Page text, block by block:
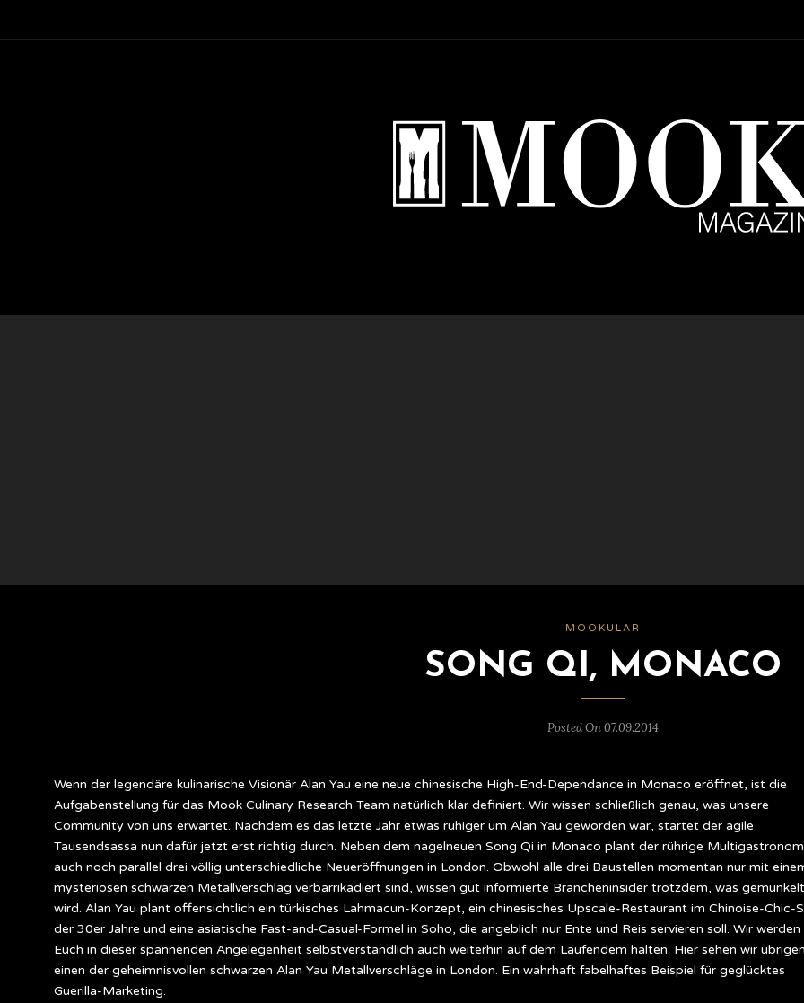
MOOKULAR
SONG QI, MONACO
Posted On 07.09.2014
Wenn der legendäre kulinarische Visionär Alan Yau eine neue chinesische High-End-Dependance in Monaco eröffnet, ist die
Aufgabenstellung für das Mook Culinary Research Team natürlich klar definiert. Wir wissen schließlich genau, was unsere
Community von uns erwartet. Nachdem es das letzte Jahr etwas ruhiger um Alan Yau geworden war, startet der agile
Tausendsassa nun dafür jetzt erst richtig durch. Neben dem nagelneuen Song Qi in Monaco plant der rührige Multigastronom
auch noch parallel drei völlig unterschiedliche Neueröffnungen in London. Obwohl alle drei Baustellen momentan nur mit
mysteriösen schwarzen Metallverschlag verbarrikadiert sind, wissen gut informierte Brancheninsider trotzdem, was gemunkelt
wird. Alan Yau plant offensichtlich ein türkisches Lahmacun-Konzept, ein chinesisches Upscale-Restaurant im Chinoise-Chic-
der 30er Jahre und eine asiatische Fast-and-Casual-Formel in Soho, die angeblich nur Ente und Reis servieren soll. Wir werden
Euch in dieser spannenden Angelegenheit selbstverständlich auch weiterhin auf dem Laufendem halten. Hier sehen wir
einen der geheimnisvollen schwarzen Alan Yau Metallverschläge in London. Ein wahrhaft fabelhaftes Beispiel für geglücktes
Guerilla-Marketing.